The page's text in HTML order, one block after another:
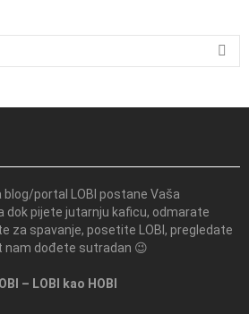
blog/portal LOBI postane Vaša
dok pijete jutarnju kaficu, odmarate
za spavanje, posetite LOBI, pregledate
nam dođete sutradan 😉
– LOBI kao HOBI